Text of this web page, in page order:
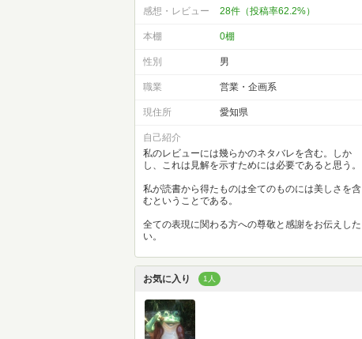
感想・レビュー 28件（投稿率62.2%）
本棚 0棚
性別 男
職業 営業・企画系
現住所 愛知県
自己紹介
私のレビューには幾らかのネタバレを含む。しか
し、これは見解を示すためには必要であると思う。
私が読書から得たものは全てのものには美しさを含
むということである。
全ての表現に関わる方への尊敬と感謝をお伝えした
い。
お気に入り 1人